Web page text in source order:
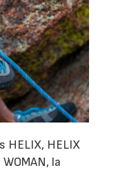
HELIX, HELIX
la